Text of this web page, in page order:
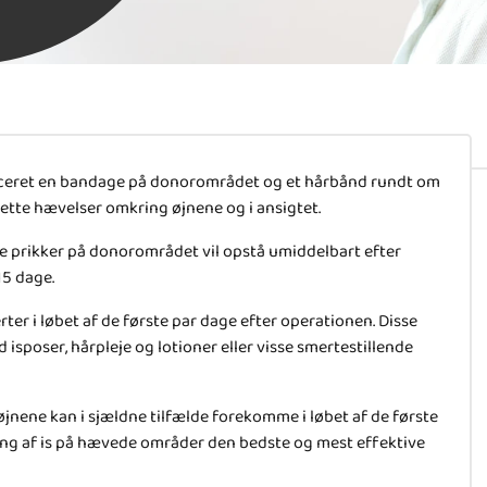
en bandage på donorområdet og et hårbånd rundt om
hævelser omkring øjnene og i ansigtet.
prikker på donorområdet vil opstå umiddelbart efter
dage.
i løbet af de første par dage efter operationen. Disse
hårpleje og lotioner eller visse smertestillende
kan i sjældne tilfælde forekomme i løbet af de første
af is på hævede områder den bedste og mest effektive